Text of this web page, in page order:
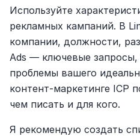
Используйте
рекламных кампаний. В
компании, должности,
Ads — ключевые
проблемы вашего
контент-маркетинге ICP
чем писать и для кого.
Я рекомендую создать